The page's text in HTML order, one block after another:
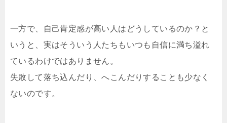
一方で、自己肯定感が高い人はどうしているのか？と
いうと、実はそういう人たちもいつも自信に満ち溢れ
ているわけではありません。
失敗して落ち込んだり、へこんだりすることも少なく
ないのです。